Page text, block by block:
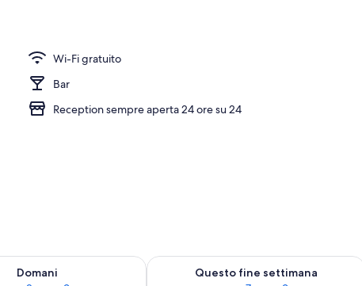
Wi-Fi gratuito
Bar
Reception sempre aperta 24 ore su 24
Domani
per domani, ago 8 - ago 9
Questo fine settimana
Verifica la disponibilità per questo